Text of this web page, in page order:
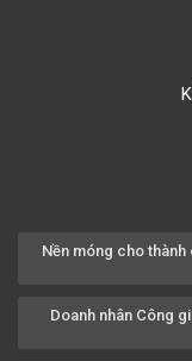
Nền móng cho
Doanh nhân Công